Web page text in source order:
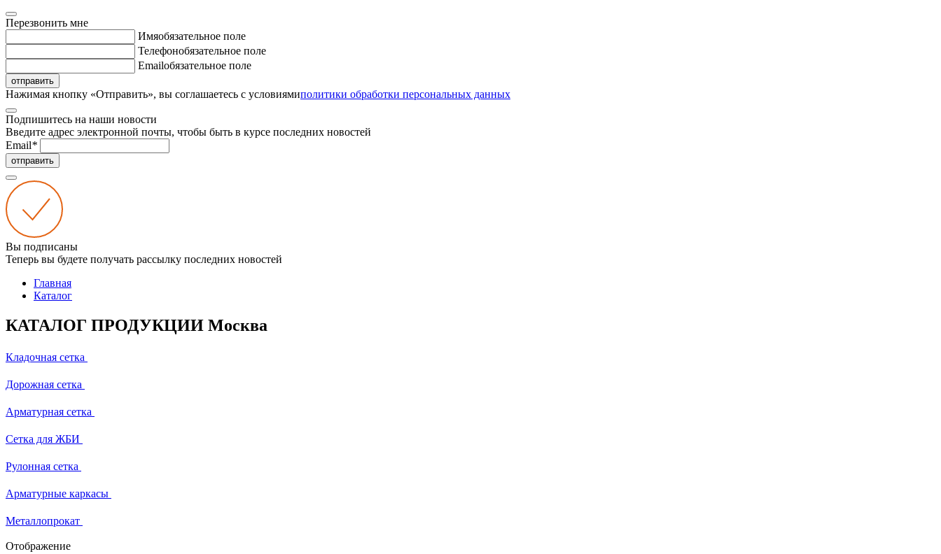
Перезвонить мне
Имяобязательное поле
Телефонобязательное поле
Emailобязательное поле
отправить
Нажимая кнопку «Отправить», вы соглашаетесь с условиямиполитики обработки персональных данных
Подпишитесь на наши новости
Введите адрес электронной почты, чтобы быть в курсе последних новостей
Email*
отправить
Вы подписаны
Теперь вы будете получать рассылку последних новостей
Главная
Каталог
КАТАЛОГ ПРОДУКЦИИ Москва
Кладочная сетка
Дорожная сетка
Арматурная сетка
Сетка для ЖБИ
Рулонная сетка
Арматурные каркасы
Металлопрокат
Отображение